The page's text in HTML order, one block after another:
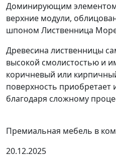
Доминирующим элементом
верхние модули,
шпоном Лиственница
Древесина лиственницы
высокой смолистостью и
коричневый или
поверхность приобретает
благодаря сложному
Премиальная мебель в
20.12.2025